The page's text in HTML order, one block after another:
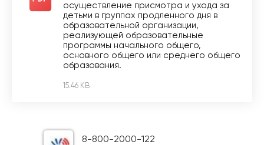
осуществление присмотра и ухода за
детьми в группах продленного дня в
образовательной организации,
реализующей образовательные
программы начального общего,
основного общего или среднего общего
образования.
15.46 KB
8-800-2000-122